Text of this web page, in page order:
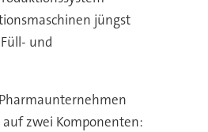
jüngst
und
zwei Komponenten: